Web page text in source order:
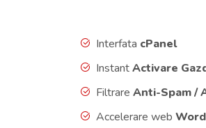
Interfata cPanel
InstantActivare
Filtrare Anti-Spam /
Accelerare web